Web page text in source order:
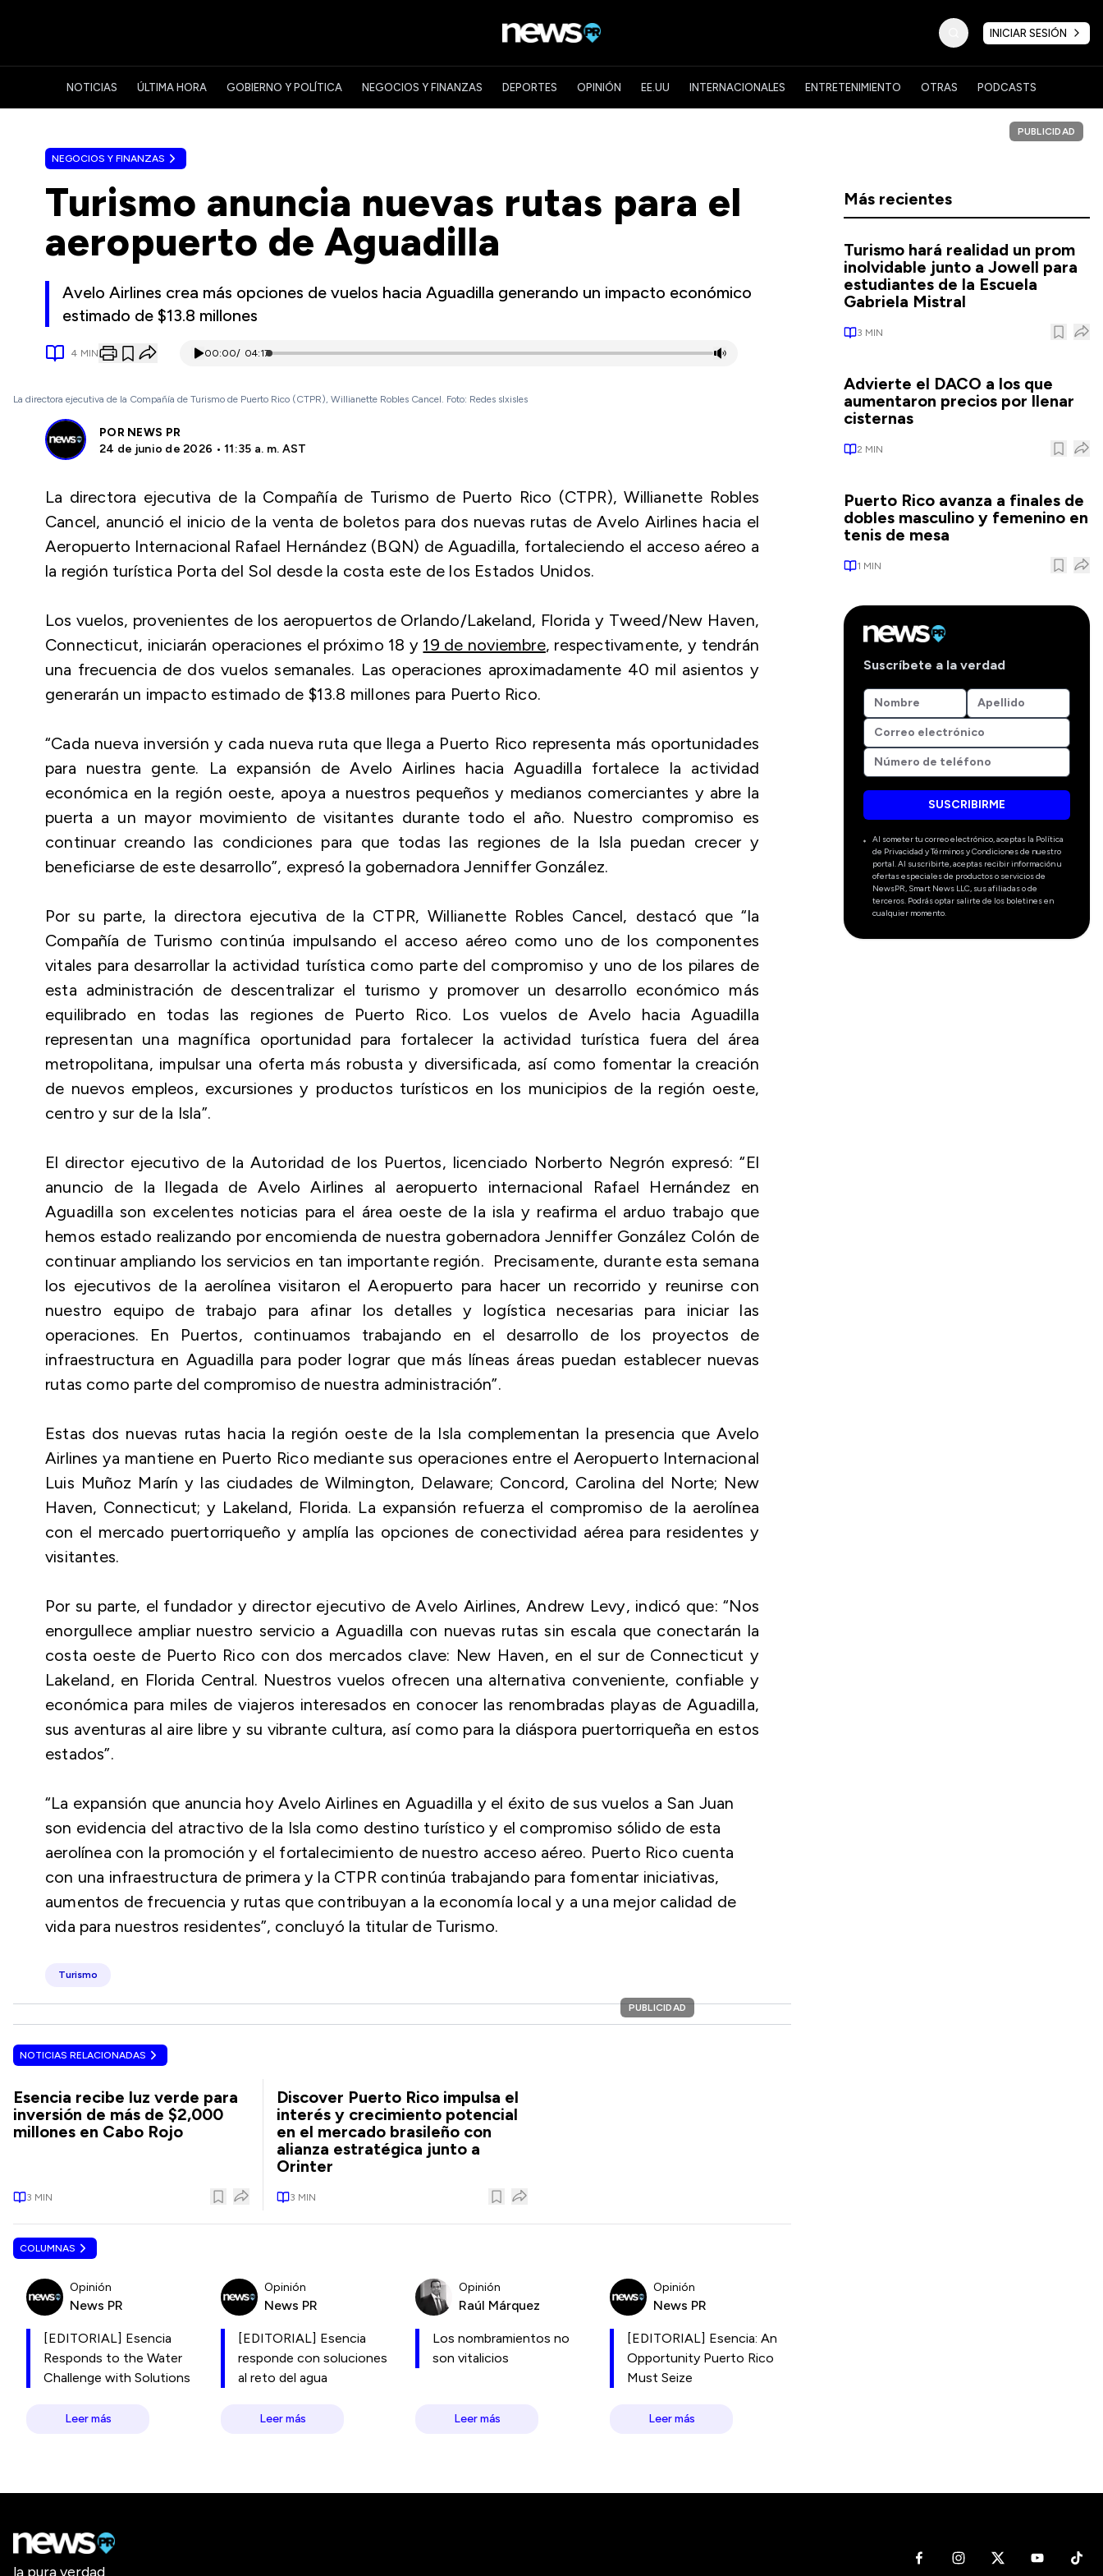
INICIAR SESIÓN
NOTICIAS ÚLTIMA HORA GOBIERNO Y POLÍTICA NEGOCIOS Y FINANZAS DEPORTES OPINIÓN EE.UU INTERNACIONALES ENTRETENIMIENTO OTRAS PODCASTS
NEGOCIOS Y FINANZAS
Turismo anuncia nuevas rutas para el
aeropuerto de Aguadilla
Avelo Airlines crea más opciones de vuelos hacia Aguadilla generando un impacto económico
estimado de $13.8 millones
4 MIN 00:00/ 04:17
La directora ejecutiva de la Compañía de Turismo de Puerto Rico (CTPR), Willianette Robles Cancel. Foto: Redes slxisles
POR NEWS PR
24 de junio de 2026 • 11:35 a. m. AST
La directora ejecutiva de la Compañía de Turismo de Puerto Rico (CTPR), Willianette Robles
Cancel, anunció el inicio de la venta de boletos para dos nuevas rutas de Avelo Airlines hacia el
Aeropuerto Internacional Rafael Hernández (BQN) de Aguadilla, fortaleciendo el acceso aéreo a
la región turística Porta del Sol desde la costa este de los Estados Unidos.
Los vuelos, provenientes de los aeropuertos de Orlando/Lakeland, Florida y Tweed/New Haven,
Connecticut, iniciarán operaciones el próximo 18 y 19 de noviembre, respectivamente, y tendrán
una frecuencia de dos vuelos semanales. Las operaciones aproximadamente 40 mil asientos y
generarán un impacto estimado de $13.8 millones para Puerto Rico.
“Cada nueva inversión y cada nueva ruta que llega a Puerto Rico representa más oportunidades
para nuestra gente. La expansión de Avelo Airlines hacia Aguadilla fortalece la actividad
económica en la región oeste, apoya a nuestros pequeños y medianos comerciantes y abre la
puerta a un mayor movimiento de visitantes durante todo el año. Nuestro compromiso es
continuar creando las condiciones para que todas las regiones de la Isla puedan crecer y
beneficiarse de este desarrollo”, expresó la gobernadora Jenniffer González.
Por su parte, la directora ejecutiva de la CTPR, Willianette Robles Cancel, destacó que “la
Compañía de Turismo continúa impulsando el acceso aéreo como uno de los componentes
vitales para desarrollar la actividad turística como parte del compromiso y uno de los pilares de
esta administración de descentralizar el turismo y promover un desarrollo económico más
equilibrado en todas las regiones de Puerto Rico. Los vuelos de Avelo hacia Aguadilla
representan una magnífica oportunidad para fortalecer la actividad turística fuera del área
metropolitana, impulsar una oferta más robusta y diversificada, así como fomentar la creación
de nuevos empleos, excursiones y productos turísticos en los municipios de la región oeste,
centro y sur de la Isla”.
El director ejecutivo de la Autoridad de los Puertos, licenciado Norberto Negrón expresó: “El
anuncio de la llegada de Avelo Airlines al aeropuerto internacional Rafael Hernández en
Aguadilla son excelentes noticias para el área oeste de la isla y reafirma el arduo trabajo que
hemos estado realizando por encomienda de nuestra gobernadora Jenniffer González Colón de
continuar ampliando los servicios en tan importante región. Precisamente, durante esta semana
los ejecutivos de la aerolínea visitaron el Aeropuerto para hacer un recorrido y reunirse con
nuestro equipo de trabajo para afinar los detalles y logística necesarias para iniciar las
operaciones. En Puertos, continuamos trabajando en el desarrollo de los proyectos de
infraestructura en Aguadilla para poder lograr que más líneas áreas puedan establecer nuevas
rutas como parte del compromiso de nuestra administración”.
Estas dos nuevas rutas hacia la región oeste de la Isla complementan la presencia que Avelo
Airlines ya mantiene en Puerto Rico mediante sus operaciones entre el Aeropuerto Internacional
Luis Muñoz Marín y las ciudades de Wilmington, Delaware; Concord, Carolina del Norte; New
Haven, Connecticut; y Lakeland, Florida. La expansión refuerza el compromiso de la aerolínea
con el mercado puertorriqueño y amplía las opciones de conectividad aérea para residentes y
visitantes.
Por su parte, el fundador y director ejecutivo de Avelo Airlines, Andrew Levy, indicó que: “Nos
enorgullece ampliar nuestro servicio a Aguadilla con nuevas rutas sin escala que conectarán la
costa oeste de Puerto Rico con dos mercados clave: New Haven, en el sur de Connecticut y
Lakeland, en Florida Central. Nuestros vuelos ofrecen una alternativa conveniente, confiable y
económica para miles de viajeros interesados en conocer las renombradas playas de Aguadilla,
sus aventuras al aire libre y su vibrante cultura, así como para la diáspora puertorriqueña en estos
estados”.
“La expansión que anuncia hoy Avelo Airlines en Aguadilla y el éxito de sus vuelos a San Juan
son evidencia del atractivo de la Isla como destino turístico y el compromiso sólido de esta
aerolínea con la promoción y el fortalecimiento de nuestro acceso aéreo. Puerto Rico cuenta
con una infraestructura de primera y la CTPR continúa trabajando para fomentar iniciativas,
aumentos de frecuencia y rutas que contribuyan a la economía local y a una mejor calidad de
vida para nuestros residentes”, concluyó la titular de Turismo.
Turismo
PUBLICIDAD
NOTICIAS RELACIONADAS
Esencia recibe luz verde para
inversión de más de $2,000
millones en Cabo Rojo
3 MIN
Discover Puerto Rico impulsa el
interés y crecimiento potencial
en el mercado brasileño con
alianza estratégica junto a
Orinter
3 MIN
COLUMNAS
Opinión
News PR
[EDITORIAL] Esencia
Responds to the Water
Challenge with Solutions
Leer más
Opinión
News PR
[EDITORIAL] Esencia
responde con soluciones
al reto del agua
Leer más
Opinión
Raúl Márquez
Los nombramientos no
son vitalicios
Leer más
Opinión
News PR
[EDITORIAL] Esencia: An
Opportunity Puerto Rico
Must Seize
Leer más
PUBLICIDAD
Más recientes
Turismo hará realidad un prom
inolvidable junto a Jowell para
estudiantes de la Escuela
Gabriela Mistral
3 MIN
Advierte el DACO a los que
aumentaron precios por llenar
cisternas
2 MIN
Puerto Rico avanza a finales de
dobles masculino y femenino en
tenis de mesa
1 MIN
Suscríbete a la verdad
SUSCRIBIRME
Al someter tu correo electrónico, aceptas la Política
de Privacidad y Términos y Condiciones de nuestro
portal. Al suscribirte, aceptas recibir información u
ofertas especiales de productos o servicios de
NewsPR, Smart News LLC, sus afiliadas o de
terceros. Podrás optar salirte de los boletines en
cualquier momento.
la pura verdad